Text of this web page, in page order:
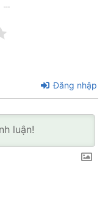
Đăng nhập